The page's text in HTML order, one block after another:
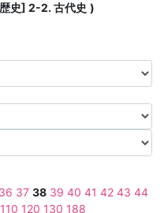
史] 2-2. 古代史
36 37 38 39 40 41 42 43 44
110 120 130 188